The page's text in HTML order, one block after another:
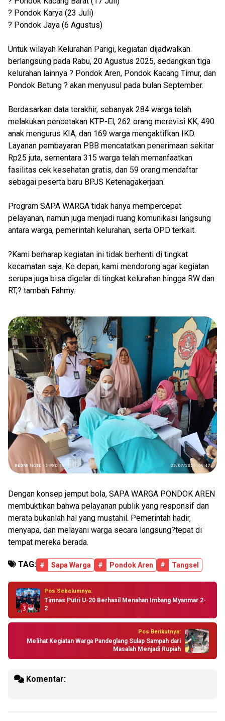
? Pondok Karya (23 Juli)
? Pondok Jaya (6 Agustus)
Untuk wilayah Kelurahan Parigi, kegiatan dijadwalkan
berlangsung pada Rabu, 20 Agustus 2025, sedangkan tiga
kelurahan lainnya ? Pondok Aren, Pondok Kacang Timur, dan
Pondok Betung ? akan menyusul pada bulan September.
Berdasarkan data terakhir, sebanyak 284 warga telah
melakukan pencetakan KTP-El, 262 orang merevisi KK, 490
anak mengurus KIA, dan 169 warga mengaktifkan IKD.
Layanan pembayaran PBB mencatatkan penerimaan sekitar
Rp25 juta, sementara 315 warga telah memanfaatkan
fasilitas cek kesehatan gratis, dan 59 orang mendaftar
sebagai peserta baru BPJS Ketenagakerjaan.
Program SAPA WARGA tidak hanya mempercepat
pelayanan, namun juga menjadi ruang komunikasi langsung
antara warga, pemerintah kelurahan, serta OPD terkait.
?Kami berharap kegiatan ini tidak berhenti di tingkat
kecamatan saja. Ke depan, kami mendorong agar kegiatan
serupa juga bisa digelar di tingkat kelurahan hingga RW dan
RT,? tambah Fahmy.
Dengan konsep jemput bola, SAPA WARGA PONDOK AREN
membuktikan bahwa pelayanan publik yang responsif dan
merata bukanlah hal yang mustahil. Pemerintah hadir,
menyapa, dan melayani warga secara langsung?tepat di
tempat mereka berada.
TAG: # Sapa Warga # Pondok Aren # Tangsel
Pos Sebelumnya:
Timnas Putri U-20 Berhasil Menahan Imbang Myanmar 2-
2
Pos Berikutnya:
Melihat Kegiatan Warga Pandeglang Sulap Sampah dari
Masalah Menjadi Rupiah
Komentar: